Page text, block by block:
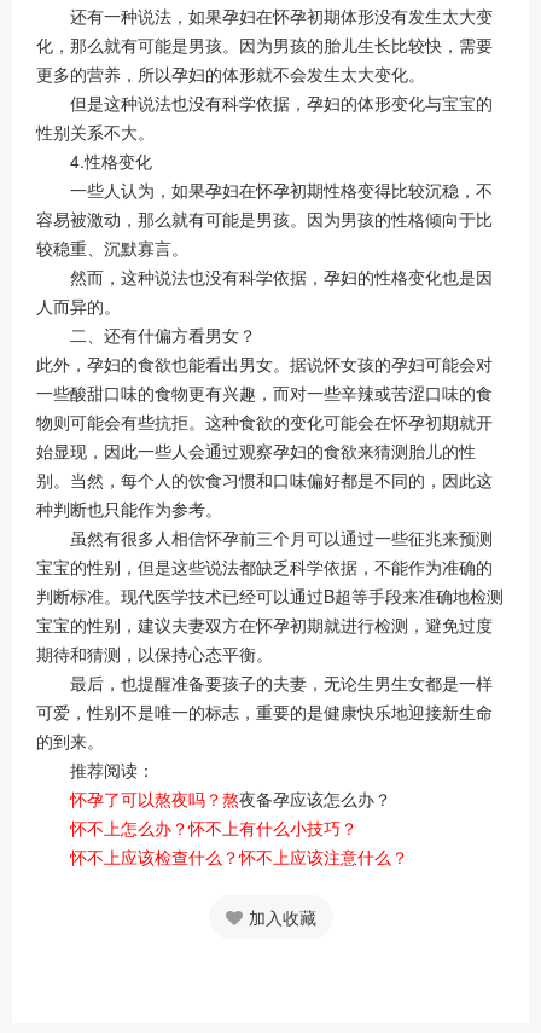
还有一种说法，如果孕妇在怀孕初期体形没有发生太大变
化，那么就有可能是男孩。因为男孩的胎儿生长比较快，需要
更多的营养，所以孕妇的体形就不会发生太大变化。
但是这种说法也没有科学依据，孕妇的体形变化与宝宝的
性别关系不大。
4.性格变化
一些人认为，如果孕妇在怀孕初期性格变得比较沉稳，不
容易被激动，那么就有可能是男孩。因为男孩的性格倾向于比
较稳重、沉默寡言。
然而，这种说法也没有科学依据，孕妇的性格变化也是因
人而异的。
二、还有什偏方看男女？
此外，孕妇的食欲也能看出男女。据说怀女孩的孕妇可能会对
一些酸甜口味的食物更有兴趣，而对一些辛辣或苦涩口味的食
物则可能会有些抗拒。这种食欲的变化可能会在怀孕初期就开
始显现，因此一些人会通过观察孕妇的食欲来猜测胎儿的性
别。当然，每个人的饮食习惯和口味偏好都是不同的，因此这
种判断也只能作为参考。
虽然有很多人相信怀孕前三个月可以通过一些征兆来预测
宝宝的性别，但是这些说法都缺乏科学依据，不能作为准确的
判断标准。现代医学技术已经可以通过B超等手段来准确地检测
宝宝的性别，建议夫妻双方在怀孕初期就进行检测，避免过度
期待和猜测，以保持心态平衡。
最后，也提醒准备要孩子的夫妻，无论生男生女都是一样
可爱，性别不是唯一的标志，重要的是健康快乐地迎接新生命
的到来。
推荐阅读：
怀孕了可以熬夜吗？熬夜备孕应该怎么办？
怀不上怎么办？怀不上有什么小技巧？
怀不上应该检查什么？怀不上应该注意什么？
加入收藏